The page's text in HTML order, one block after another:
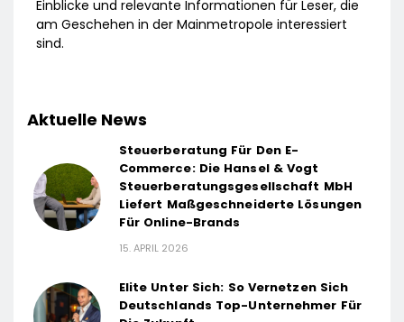
Einblicke und relevante Informationen für Leser, die
am Geschehen in der Mainmetropole interessiert
sind.
Aktuelle News
Steuerberatung Für Den E-
Commerce: Die Hansel & Vogt
Steuerberatungsgesellschaft MbH
Liefert Maßgeschneiderte Lösungen
Für Online-Brands
15. APRIL 2026
Elite Unter Sich: So Vernetzen Sich
Deutschlands Top-Unternehmer Für